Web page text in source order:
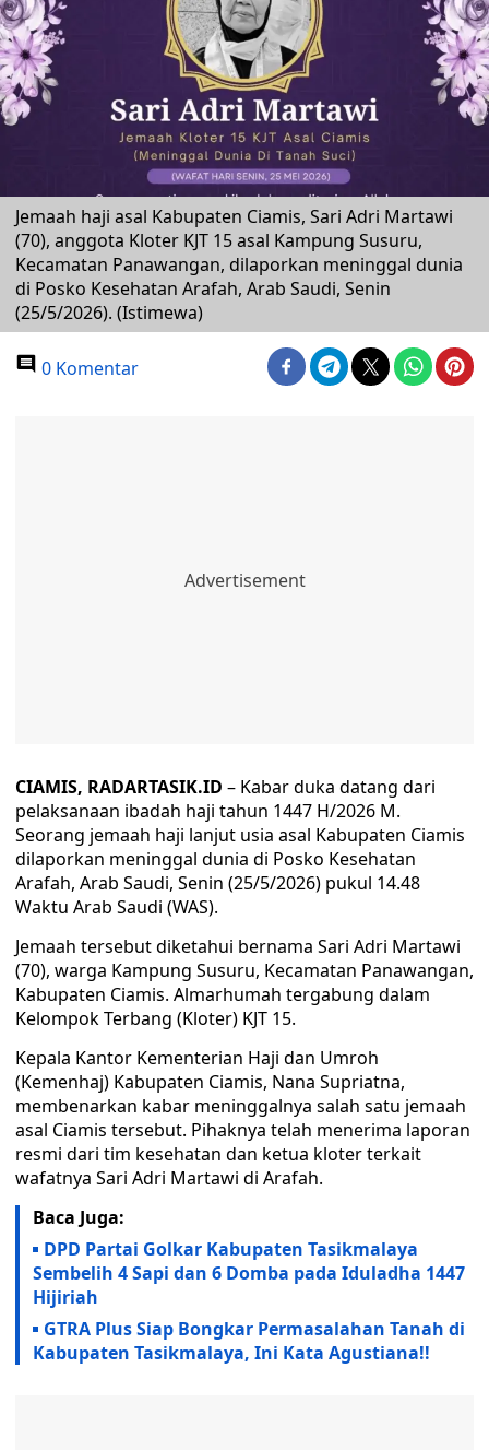
Jemaah haji asal Kabupaten Ciamis, Sari Adri Martawi
(70), anggota Kloter KJT 15 asal Kampung Susuru,
Kecamatan Panawangan, dilaporkan meninggal dunia
di Posko Kesehatan Arafah, Arab Saudi, Senin
(25/5/2026). (Istimewa)
0 Komentar
CIAMIS, RADARTASIK.ID – Kabar duka datang dari
pelaksanaan ibadah haji tahun 1447 H/2026 M.
Seorang jemaah haji lanjut usia asal Kabupaten Ciamis
dilaporkan meninggal dunia di Posko Kesehatan
Arafah, Arab Saudi, Senin (25/5/2026) pukul 14.48
Waktu Arab Saudi (WAS).
Jemaah tersebut diketahui bernama Sari Adri Martawi
(70), warga Kampung Susuru, Kecamatan Panawangan,
Kabupaten Ciamis. Almarhumah tergabung dalam
Kelompok Terbang (Kloter) KJT 15.
Kepala Kantor Kementerian Haji dan Umroh
(Kemenhaj) Kabupaten Ciamis, Nana Supriatna,
membenarkan kabar meninggalnya salah satu jemaah
asal Ciamis tersebut. Pihaknya telah menerima laporan
resmi dari tim kesehatan dan ketua kloter terkait
wafatnya Sari Adri Martawi di Arafah.
Baca Juga:
DPD Partai Golkar Kabupaten Tasikmalaya
Sembelih 4 Sapi dan 6 Domba pada Iduladha 1447
Hijiriah
GTRA Plus Siap Bongkar Permasalahan Tanah di
Kabupaten Tasikmalaya, Ini Kata Agustiana!!